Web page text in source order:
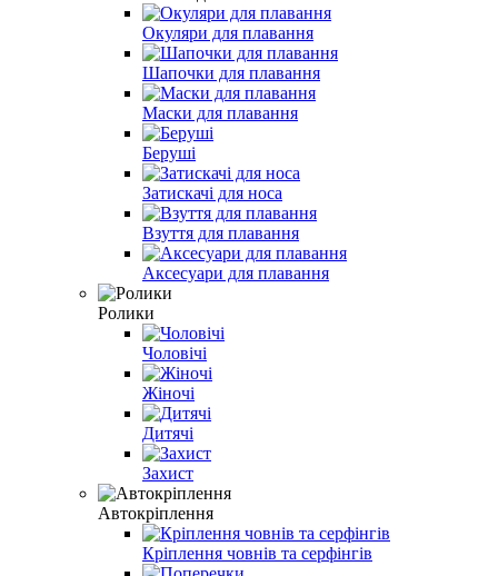
Окуляри для плавання
Шапочки для плавання
Маски для плавання
Беруші
Затискачі для носа
Взуття для плавання
Аксесуари для плавання
Ролики
Чоловічі
Жіночі
Дитячі
Захист
Автокріплення
Кріплення човнів та серфінгів